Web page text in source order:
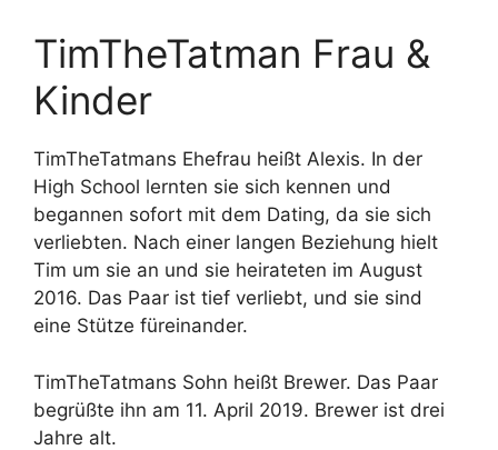
TimTheTatman Frau &
Kinder
TimTheTatmans Ehefrau heißt Alexis. In der
High School lernten sie sich kennen und
begannen sofort mit dem Dating, da sie sich
verliebten. Nach einer langen Beziehung hielt
Tim um sie an und sie heirateten im August
2016. Das Paar ist tief verliebt, und sie sind
eine Stütze füreinander.
TimTheTatmans Sohn heißt Brewer. Das Paar
begrüßte ihn am 11. April 2019. Brewer ist drei
Jahre alt.